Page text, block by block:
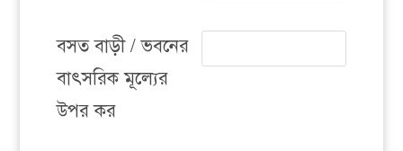
বসত বাড়ী / ভবনের
বাৎসরিক মূল্যের
উপর কর